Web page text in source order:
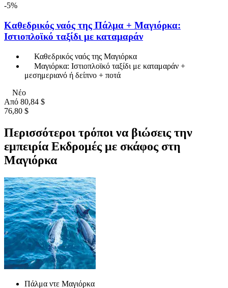
-5%
Καθεδρικός ναός της Πάλμα + Μαγιόρκα:
Ιστιοπλοϊκό ταξίδι με καταμαράν
Καθεδρικός ναός της Μαγιόρκα
Μαγιόρκα: Ιστιοπλοϊκό ταξίδι με καταμαράν +
μεσημεριανό ή δείπνο + ποτά
Νέο
Από 80,84 $
76,80 $
Περισσότεροι τρόποι να βιώσεις την
εμπειρία Εκδρομές με σκάφος στη
Μαγιόρκα
Πάλμα ντε Μαγιόρκα